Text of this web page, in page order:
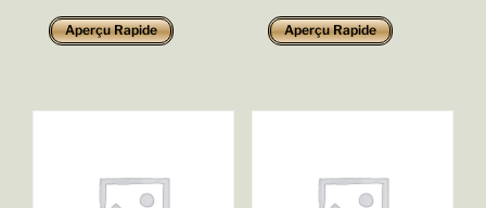
Aperçu Rapide Aperçu Rapide